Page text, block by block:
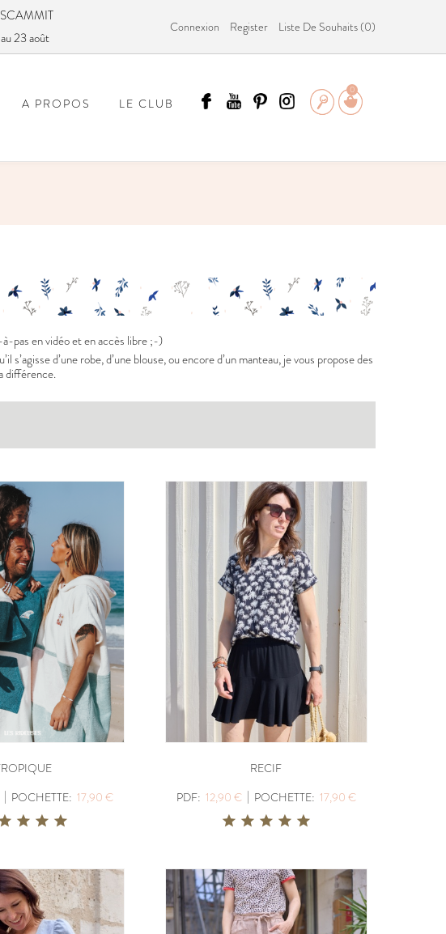
23 août
Connexion Register Liste De Souhaits (0)
0
A PROPOS LE CLUB
ZEPHIR
PDF: 11,40 €
POCHETTE:17,90 €
PANIER A DOUDOUS
PDF:
GRATUIT
AZUR
BERGER
PDF: 12,90 €
POCHETTE:17,90 €
ICONE
PDF:
12,90 €
ABSOLU
pas en vidéo et en accès libre ;-)
d’une robe, d’une blouse, ou encore d’un manteau, je vous propose des
différence.
POCHETTE: 17,90 €
RECIF
PDF: 12,90 €| POCHETTE: 17,90 €